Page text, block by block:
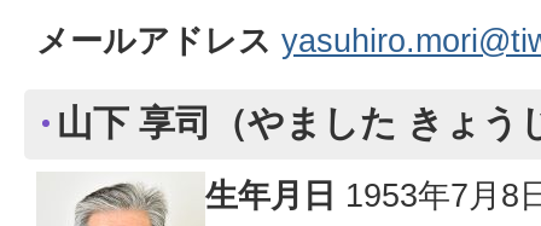
メールアドレス
山下 享司（やました きょう
生年月日 1953年7月8